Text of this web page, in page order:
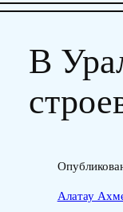
В
Алатау